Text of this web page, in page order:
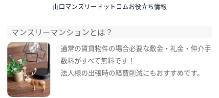
山口マンスリードットコムお役立ち情報
マンスリーマンションとは？
通常の賃貸物件の場合必要な敷金・礼金・仲介手
数料がすべて無料です！
法人様の出張時の経費削減にもおすすめです。